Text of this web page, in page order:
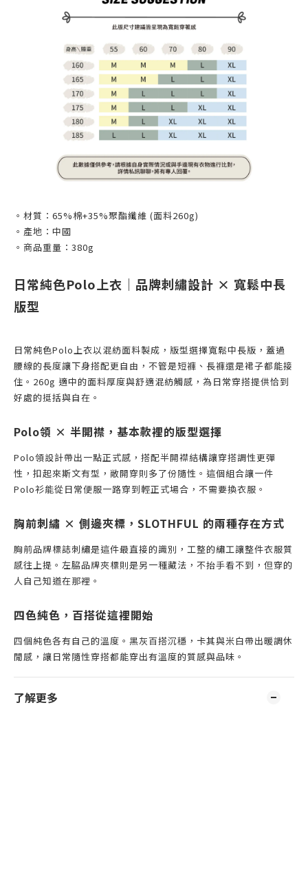
。材質：65%棉+35%聚酯纖維 (面料260g)
。產地：中國
。商品重量：380g
日常純色Polo上衣｜品牌刺繡設計 × 寬鬆中長
版型
日常純色Polo上衣以混紡面料製成，版型選擇寬鬆中長版，蓋過
腰線的長度讓下身搭配更自由，不管是短褲、長褲還是裙子都能接
住。260g 適中的面料厚度與舒適混紡觸感，為日常穿搭提供恰到
好處的挺括與自在。
Polo領 × 半開襟，基本款裡的版型選擇
Polo領設計帶出一點正式感，搭配半開襟結構讓穿搭調性更彈
性，扣起來斯文有型，敞開穿則多了份隨性。這個組合讓一件
Polo衫能從日常便服一路穿到輕正式場合，不需要換衣服。
胸前刺繡 × 側邊夾標，SLOTHFUL 的兩種存在方式
胸前品牌標誌刺繡是這件最直接的識別，工整的繡工讓整件衣服質
感往上提。左脇品牌夾標則是另一種藏法，不抬手看不到，但穿的
人自己知道在那裡。
四色純色，百搭從這裡開始
四個純色各有自己的溫度。黑灰百搭沉穩，卡其與米白帶出暖調休
閒感，讓日常隨性穿搭都能穿出有溫度的質感與品味。
了解更多